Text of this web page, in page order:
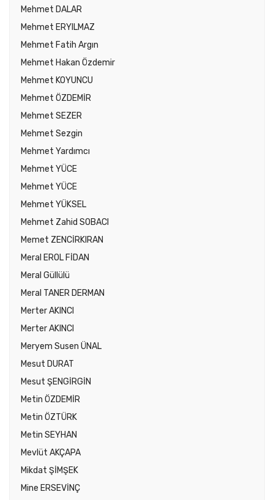
Mehmet DALAR
Mehmet ERYILMAZ
Mehmet Fatih Argın
Mehmet Hakan Özdemir
Mehmet KOYUNCU
Mehmet ÖZDEMİR
Mehmet SEZER
Mehmet Sezgin
Mehmet Yardımcı
Mehmet YÜCE
Mehmet YÜCE
Mehmet YÜKSEL
Mehmet Zahid SOBACI
Memet ZENCİRKIRAN
Meral EROL FİDAN
Meral Güllülü
Meral TANER DERMAN
Merter AKINCI
Merter AKINCI
Meryem Susen ÜNAL
Mesut DURAT
Mesut ŞENGİRGİN
Metin ÖZDEMİR
Metin ÖZTÜRK
Metin SEYHAN
Mevlüt AKÇAPA
Mikdat ŞİMŞEK
Mine ERSEVİNÇ